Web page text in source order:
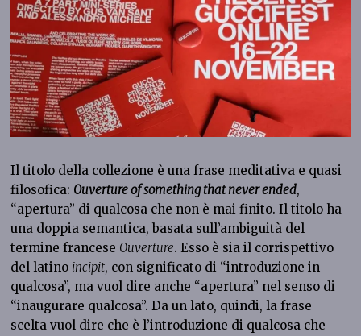
Il titolo della collezione è una frase meditativa e quasi
filosofica: Ouverture of something that never ended,
“apertura” di qualcosa che non è mai finito. Il titolo ha
una doppia semantica, basata sull’ambiguità del
termine francese Ouverture. Esso è sia il corrispettivo
del latino incipit, con significato di “introduzione in
qualcosa”, ma vuol dire anche “apertura” nel senso di
“inaugurare qualcosa”. Da un lato, quindi, la frase
scelta vuol dire che è l’introduzione di qualcosa che